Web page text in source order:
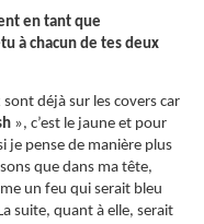
en tant que
à chacun de tes deux
sont déjà sur les covers car
», c’est le jaune et pour
je pense de manière plus
que dans ma tête,
un feu qui serait bleu
suite, quant à elle, serait